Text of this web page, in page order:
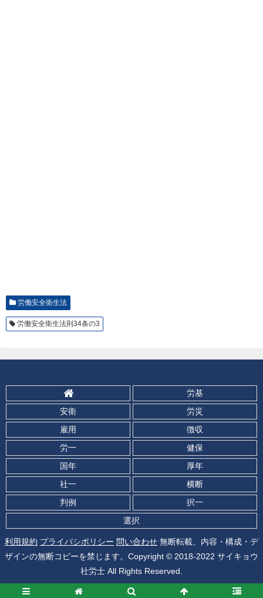
労働安全衛生法
労働安全衛生法則34条の3
労基
安衛
労災
雇用
徴収
労一
健保
国年
厚年
社一
横断
判例
択一
選択
利用規約 プライバシポリシー 問い合わせ 無断転載、内容・構成・デ
ザインの無断コピーを禁じます。Copyright © 2018-2022 サイキョウ
社労士 All Rights Reserved.